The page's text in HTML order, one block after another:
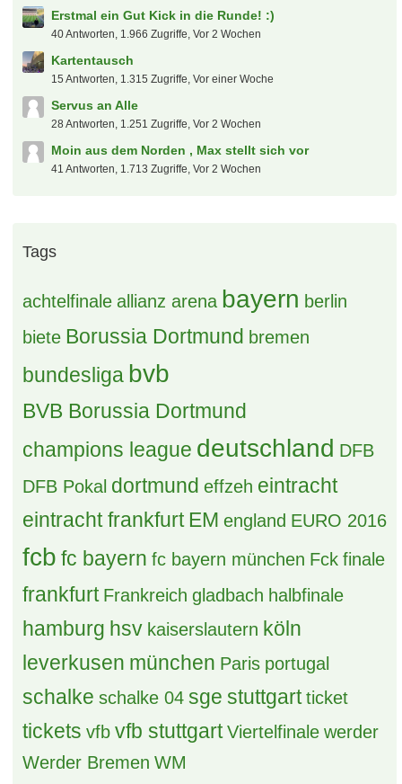
FC Carl Zeiss Jena
benemil 10. August 2026 um 15:13
Der tooor Laberfred
Valderama 10. August 2026 um 15:12
Der neue...
geraldinho 10. August 2026 um 14:48
Schweiz - SuperLeague
peksim 10. August 2026 um 13:55
Macauley
VIP Erlebnisse around the World
peksim 10. August 2026 um 12:42
Grüße aus dem Pott
Tickets Wies'n/ Oktoberfest
Der Biete und Suche "Deutsche - Bahn - Sparfred"
Aktionen und Gutscheine
Onkel 10. August 2026 um 12:03
Wimbledon Tickets
(B) 4x Toten Hosen in Minden / Weserufer
Doro 10. August 2026 um 11:47
Tickets für die Premier League +++ Fragen und
Antworten Thread !!!
Der "Deutsche - Bahn - Sparfred" Aktionen und
Gutscheine
ail Arena FC Lugano
Nationsleague 2026/27
Galasek 10. August 2026 um 08:46